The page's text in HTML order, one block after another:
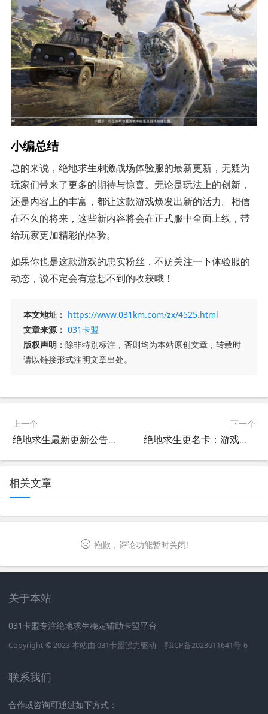
小编总结
总的来说，绝地求生刺激战场体验服的最新更新，无疑为
玩家们带来了更多的期待与惊喜。无论是玩法上的创新，
还是内容上的丰富，都让这款游戏焕发出新的活力。相信
在不久的将来，这些新内容将会在正式服中全面上线，带
给玩家更加精彩的体验。
如果你也是这款游戏的忠实粉丝，不妨关注一下体验服的
动态，说不定会有意想不到的收获哦！
本文地址： https://www.031km.com/zx/4525.html
文章来源： 031卡盟
版权声明： 除非特别标注，否则均为本站原创文章，转载时
请以链接形式注明文章出处。
上一个
绝地求生最新更新公告：新内容来袭-绝地求生游戏更新公告详解：版本变化与玩家反馈
下一个
绝地求生更名卡：游戏体验新升级-绝地求生更名卡如何使用及注意事项
相关文章
抱歉，评论功能暂时关闭!
关于本站
031卡盟专注绝地求生稳定辅助卡盟平台
Copyright © 2023 本站由 031卡盟强力驱动 鄂ICP备2023011641号-6
联系我们
合作或咨询可通过如下方式：